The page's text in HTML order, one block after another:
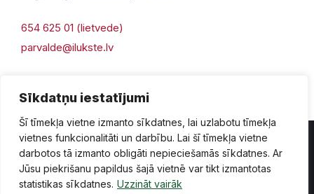
Sīkdatņu iestatījumi
Šī tīmekļa vietne izmanto sīkdatnes, lai uzlabotu tīmekļa
vietnes funkcionalitāti un darbību. Lai šī tīmekļa vietne
darbotos tā izmanto obligāti nepieciešamās sīkdatnes. Ar
Jūsu piekrišanu papildus šajā vietnē var tikt izmantotas
statistikas sīkdatnes. Uzzināt vairāk
654 625 01 (lietvede)
parvalde@ilukste.lv
Privātuma politika Piekļūstamība
Lapas karte